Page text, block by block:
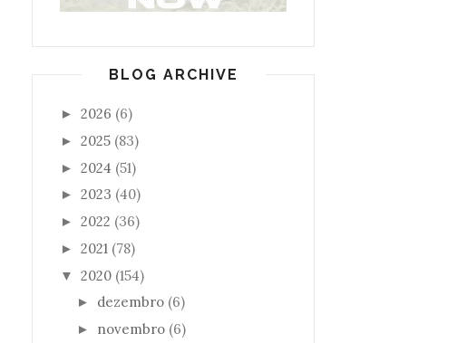
BLOG ARCHIVE
► 2026 (6)
► 2025 (83)
► 2024 (51)
► 2023 (40)
► 2022 (36)
► 2021 (78)
▼ 2020 (154)
► dezembro (6)
► novembro (6)